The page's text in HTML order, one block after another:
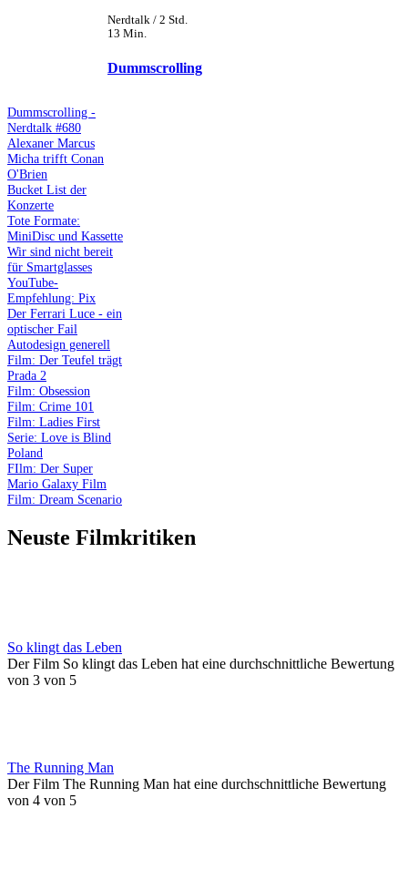
Nerdtalk / 2 Std.
13 Min.
Dummscrolling
Dummscrolling -
Nerdtalk #680
Alexaner Marcus
Micha trifft Conan
O'Brien
Bucket List der
Konzerte
Tote Formate:
MiniDisc und Kassette
Wir sind nicht bereit
für Smartglasses
YouTube-
Empfehlung: Pix
Der Ferrari Luce - ein
optischer Fail
Autodesign generell
Film: Der Teufel trägt
Prada 2
Film: Obsession
Film: Crime 101
Film: Ladies First
Serie: Love is Blind
Poland
FIlm: Der Super
Mario Galaxy Film
Film: Dream Scenario
Neuste Filmkritiken
So klingt das Leben
Der Film So klingt das Leben hat eine durchschnittliche Bewertung
von 3 von 5
The Running Man
Der Film The Running Man hat eine durchschnittliche Bewertung
von 4 von 5